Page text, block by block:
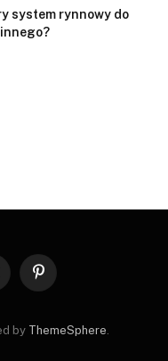
system rynnowy do
w